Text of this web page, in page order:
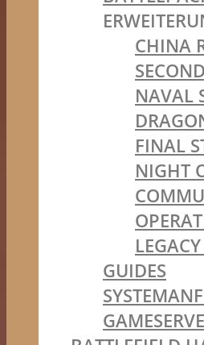
CHINA
NAVAL
FINAL
NIGHT
GUIDES